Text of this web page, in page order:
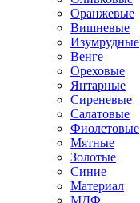
Оранжевые
Вишневые
Изумрудные
Венге
Ореховые
Янтарные
Сиреневые
Салатовые
Фиолетовые
Мятные
Золотые
Синие
Материал
МДФ